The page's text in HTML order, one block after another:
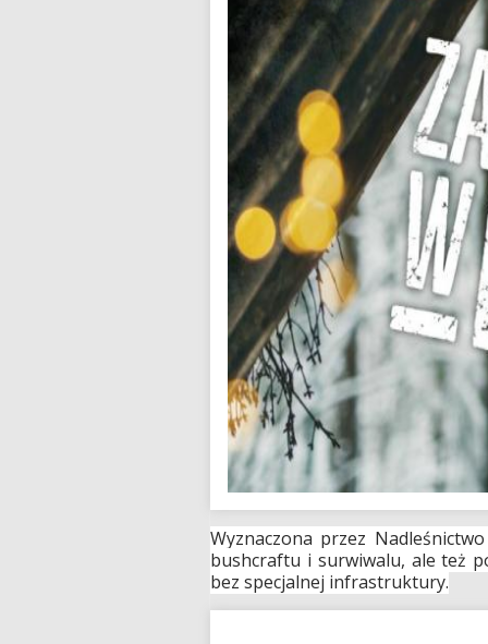
Wyznaczona przez
bushcraftu i surwiwalu, ale też
bez specjalnej infrastruktury.